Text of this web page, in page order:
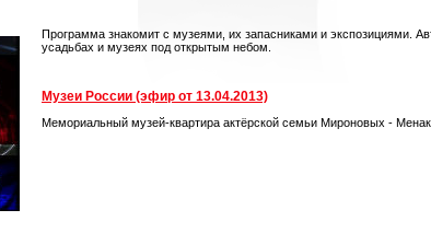
Программа знакомит с музеями, их запасниками и экспозициями.
усадьбах и музеях под открытым небом.
Музеи России (эфир от 13.04.2013)
Мемориальный музей-квартира актёрской семьи Мироновых -